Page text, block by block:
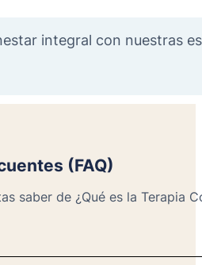
integral con nuestras
(FAQ)
saber de ¿Qué es la Terapia